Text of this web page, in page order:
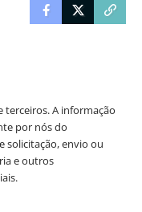
terceiros. A informação
por nós do
solicitação, envio ou
e outros